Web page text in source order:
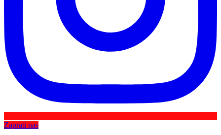
Zaprati nas